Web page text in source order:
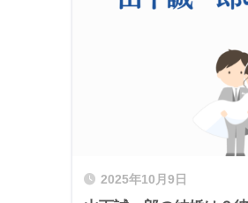
2025年10月9日